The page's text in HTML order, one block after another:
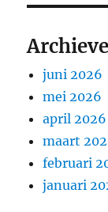
juni 2026
mei 2026
april 2026
maart
februari
januari